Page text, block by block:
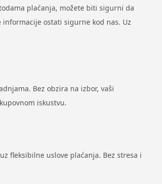
plaćanja, možete biti sigurni da
informacije ostati sigurne kod nas. Uz
Bez obzira na izbor, vaši
iskustvu.
fleksibilne uslove plaćanja. Bez stresa i